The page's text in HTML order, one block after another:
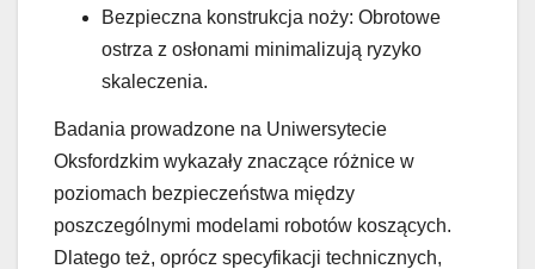
Bezpieczna konstrukcja noży: Obrotowe
ostrza z osłonami minimalizują ryzyko
skaleczenia.
Badania prowadzone na Uniwersytecie
Oksfordzkim wykazały znaczące różnice w
poziomach bezpieczeństwa między
poszczególnymi modelami robotów koszących.
Dlatego też, oprócz specyfikacji technicznych,